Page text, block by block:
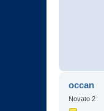
occan
Novato 2